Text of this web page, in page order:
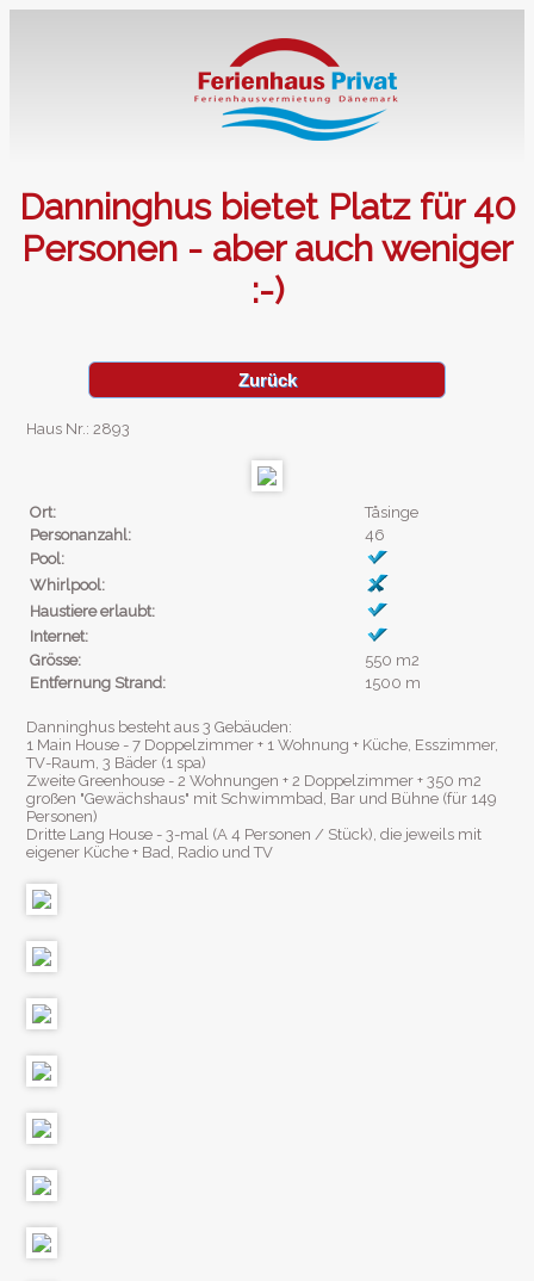
Danninghus bietet Platz für 40
Personen - aber auch weniger
:-)
Zurück
Haus Nr.: 2893
Ort:
Tåsinge
Personanzahl:
46
Pool:
Whirlpool:
Haustiere erlaubt:
Internet:
Grösse:
550 m2
Entfernung Strand:
1500 m
Danninghus besteht aus 3 Gebäuden:
1 Main House - 7 Doppelzimmer + 1 Wohnung + Küche, Esszimmer,
TV-Raum, 3 Bäder (1 spa)
Zweite Greenhouse - 2 Wohnungen + 2 Doppelzimmer + 350 m2
großen "Gewächshaus" mit Schwimmbad, Bar und Bühne (für 149
Personen)
Dritte Lang House - 3-mal (A 4 Personen / Stück), die jeweils mit
eigener Küche + Bad, Radio und TV